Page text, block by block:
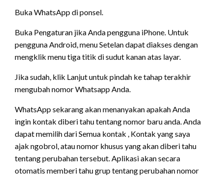
Buka WhatsApp di ponsel.
Buka Pengaturan jika Anda pengguna iPhone. Untuk
pengguna Android, menu Setelan dapat diakses dengan
mengklik menu tiga titik di sudut kanan atas layar.
Jika sudah, klik Lanjut untuk pindah ke tahap terakhir
mengubah nomor Whatsapp Anda.
WhatsApp sekarang akan menanyakan apakah Anda
ingin kontak diberi tahu tentang nomor baru anda. Anda
dapat memilih dari Semua kontak , Kontak yang saya
ajak ngobrol, atau nomor khusus yang akan diberi tahu
tentang perubahan tersebut. Aplikasi akan secara
otomatis memberi tahu grup tentang perubahan nomor